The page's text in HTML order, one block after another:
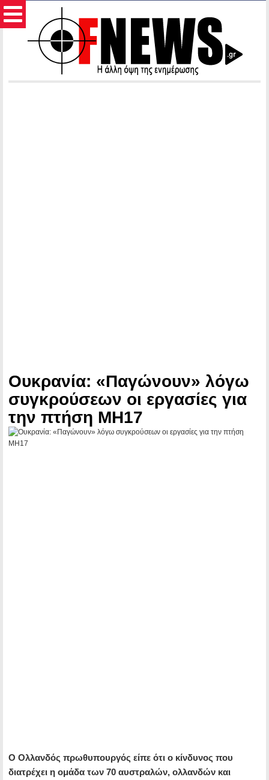
Ουκρανία: «Παγώνουν» λόγω
συγκρούσεων οι εργασίες για
την πτήση MH17
Ο Ολλανδός πρωθυπουργός είπε ότι ο κίνδυνος που
διατρέχει η ομάδα των 70 αυστραλών, ολλανδών και